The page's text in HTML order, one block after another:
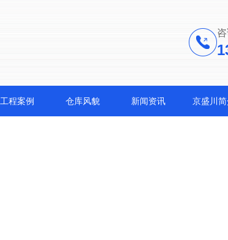
工程案例 仓库风貌 新闻资讯 京盛川简